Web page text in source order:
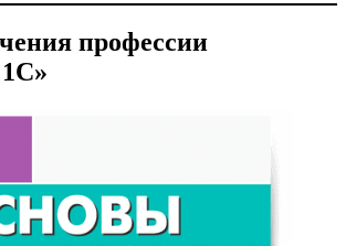
профессии